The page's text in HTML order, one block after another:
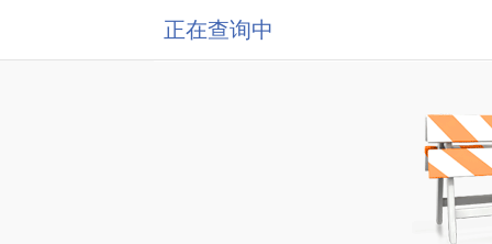
正在查询中